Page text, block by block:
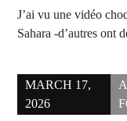
J’ai vu une vidéo
Sahara -d’autres ont
MARCH 17,
2026